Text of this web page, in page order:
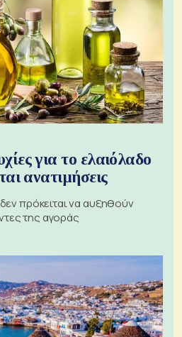
για το ελαιόλαδο
ανατιμήσεις
πρόκειται να αυξηθούν
της αγοράς